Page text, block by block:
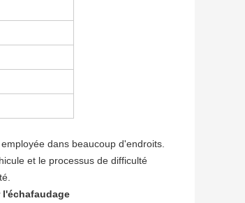
dans beaucoup d'endroits.
et le processus de difficulté